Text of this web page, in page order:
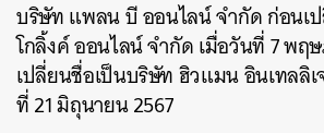
บริษัท แพลน บี ออนไลน์ จำกัด ก่อนเ
โกลิ้งค์ ออนไลน์ จำกัด เมื่อวันที่ 7 พฤ
เปลี่ยนชื่อเป็นบริษัท ฮิวแมน อินเทลลิ
ที่ 21 มิถุนายน 2567